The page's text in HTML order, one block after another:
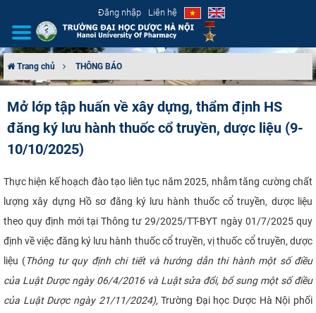
Đăng nhập Liên hệ
CƠ CẤU TỔ CHỨC
TUYỂN SINH
ĐÀO TẠO
ĐẢM BẢO CHẤT LƯỢNG
KHOA HỌC CÔNG NGHỆ
HTQT
Trang chủ THÔNG BÁO
Mở lớp tập huấn về xây dựng, thẩm định HS
đăng ký lưu hành thuốc cổ truyền, dược liệu (9-
10/10/2025)
Thực hiện kế hoạch đào tạo liên tục năm 2025, nhằm tăng cường chất
lượng xây dựng Hồ sơ đăng ký lưu hành thuốc cổ truyền, dược liệu
theo quy định mới tại Thông tư 29/2025/TT-BYT ngày 01/7/2025 quy
định về việc đăng ký lưu hành thuốc cổ truyền, vị thuốc cổ truyền, dược
liệu (Thông tư quy định chi tiết và hướng dẫn thi hành một số điều
của Luật Dược ngày 06/4/2016 và Luật sửa đổi, bổ sung một số điều
của Luật Dược ngày 21/11/2024),Trường Đại học Dược Hà Nội phối